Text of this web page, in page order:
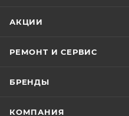
АКЦИИ
РЕМОНТ И СЕРВИС
БРЕНДЫ
КОМПАНИЯ